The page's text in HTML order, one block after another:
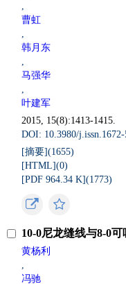
,
曹虹
,
韩月东
,
马强华
,
叶建军
2015, 15(8):1413-1415.
DOI: 10.3980/
[摘要](1655)
[HTML](0)
[PDF 964.34 K](1773)
10-0尼龙缝线与8-0
黄杨利
,
冯驰